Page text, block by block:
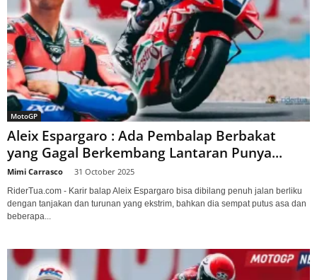
MotoGP
Aleix Espargaro : Ada Pembalap Berbakat
yang Gagal Berkembang Lantaran Punya...
Mimi Carrasco 31 October 2025
RiderTua.com - Karir balap Aleix Espargaro bisa dibilang penuh jalan berliku
dengan tanjakan dan turunan yang ekstrim, bahkan dia sempat putus asa dan
beberapa...